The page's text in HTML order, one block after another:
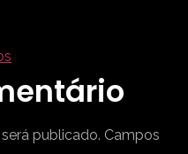
publicado. Campos